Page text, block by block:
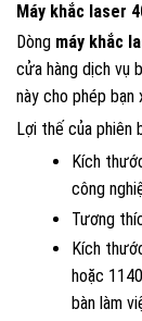
Máy khắc laser
Dòng máy khắc
cửa hàng dịch vụ
này cho phép
Lợi thế của phiên
Kích
công
Tương
Kích
hoặc
bàn làm